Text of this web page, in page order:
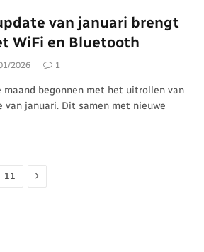
van januari brengt
WiFi en Bluetooth
2026 1
maand begonnen met het uitrollen van
van januari. Dit samen met nieuwe
11 Volgende